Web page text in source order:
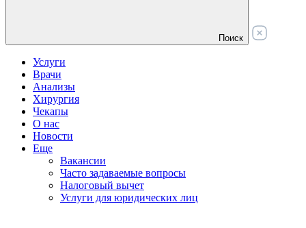
Поиск
Услуги
Врачи
Анализы
Хирургия
Чекапы
О нас
Новости
Еще
Вакансии
Часто задаваемые вопросы
Налоговый вычет
Услуги для юридических лиц